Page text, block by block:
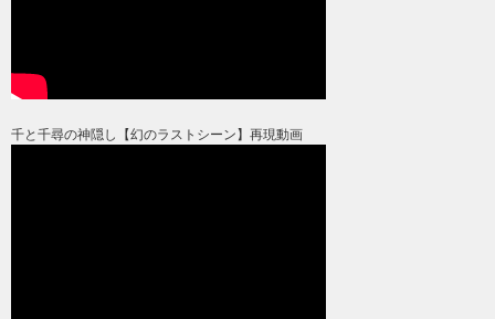
千と千尋の神隠し【幻のラストシーン】再現動画